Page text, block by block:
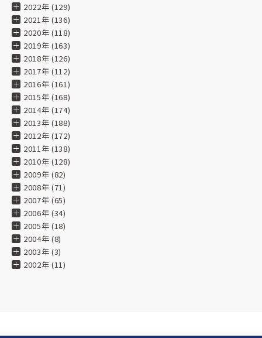
富なカラーバリエーションと丈夫な生地。
国のお祭りに一層の彩りを與える事間違いありません。
国三大祭り「新居浜太鼓祭り」を盛り上げる約50台の太鼓台（山車）の
つ長野太鼓台の旗や幟は水野染工場さんにな発注させて頂いております
れまで製品は全て満足できる仕上りで、迅速で丁寧なご対応をいただい
2022年 (129)
2021年 (136)
2020年 (118)
2019年 (163)
2018年 (126)
2017年 (112)
2016年 (161)
2015年 (168)
2014年 (174)
2013年 (188)
2012年 (172)
2011年 (138)
2010年 (128)
2009年 (82)
2008年 (71)
2007年 (65)
2006年 (34)
2005年 (18)
2004年 (8)
2003年 (3)
2002年 (11)